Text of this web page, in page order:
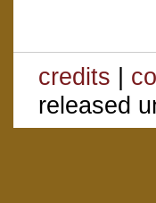
credits |
released